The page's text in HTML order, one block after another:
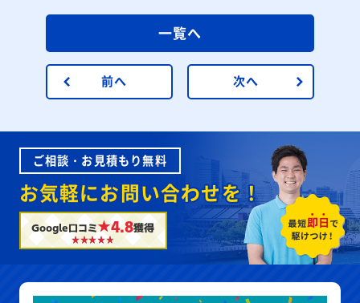
前へ
一覧へ
次へ
ご相談・お見積もり無料
お気軽にお問い合わせを！
Google口コミ★4.8獲得